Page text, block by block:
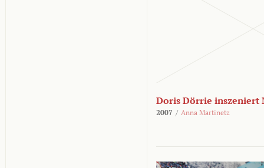
Doris Dörrie inszeniert
2007 / Anna Martinetz